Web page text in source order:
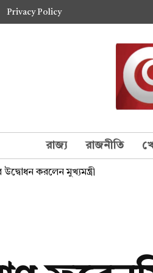
Privacy Policy
রাজ্য রাজনীতি
উদ্বোধন করলেন মুখ্যমন্ত্রী